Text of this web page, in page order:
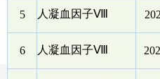
5 人凝血因子Ⅷ
6 人凝血因子Ⅷ